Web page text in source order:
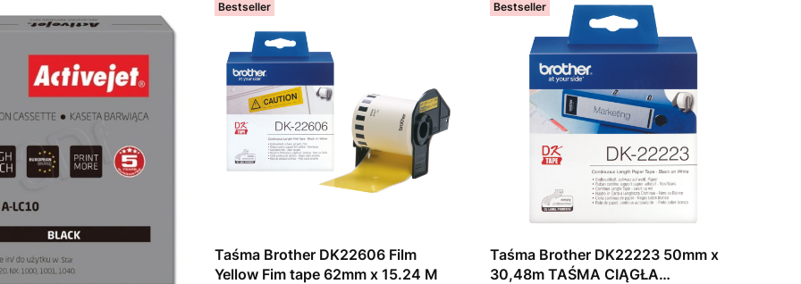
Bestseller
Taśma Brother DK22606 Film
Yellow Fim tape 62mm x 15.24 M
Bestseller
Taśma Brother DK22223 50mm x
30,48m TAŚMA CIĄGŁA